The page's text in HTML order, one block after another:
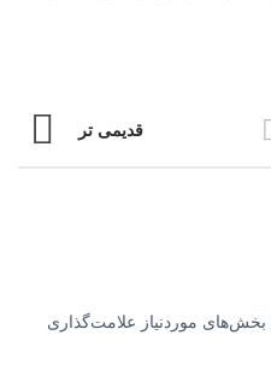
قدیمی تر
بخش‌های موردنیاز علامت‌گذاری